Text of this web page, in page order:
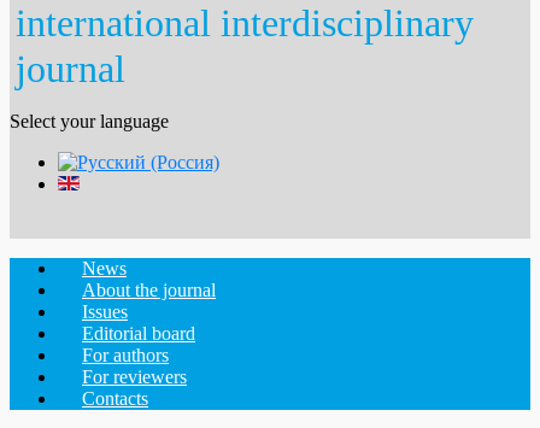
international interdisciplinary
journal
Select your language
News
About the journal
Issues
Editorial board
For authors
For reviewers
Contacts